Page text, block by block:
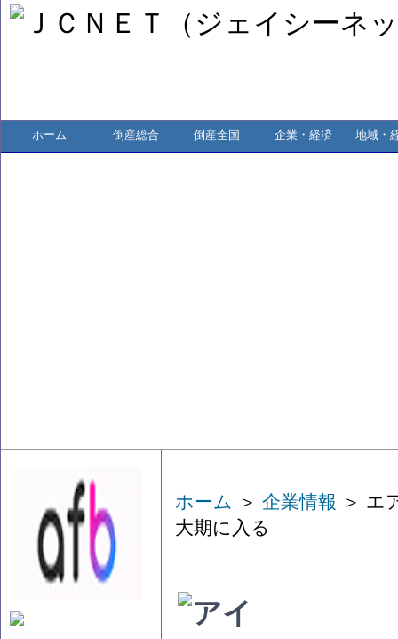
ホーム 倒産総合 倒産全国 企業・経済 地域・
ホーム ＞ 企業情報 ＞ エ
大期に入る